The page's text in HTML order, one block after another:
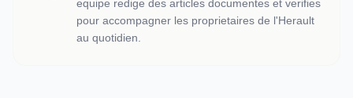
equipe redige des articles documentes et verifies
pour accompagner les proprietaires de l'Herault
au quotidien.